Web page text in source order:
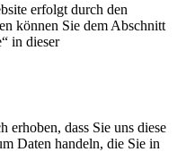
erfolgt durch den
können Sie dem Abschnitt
in dieser
erhoben, dass Sie uns diese
Daten handeln, die Sie in